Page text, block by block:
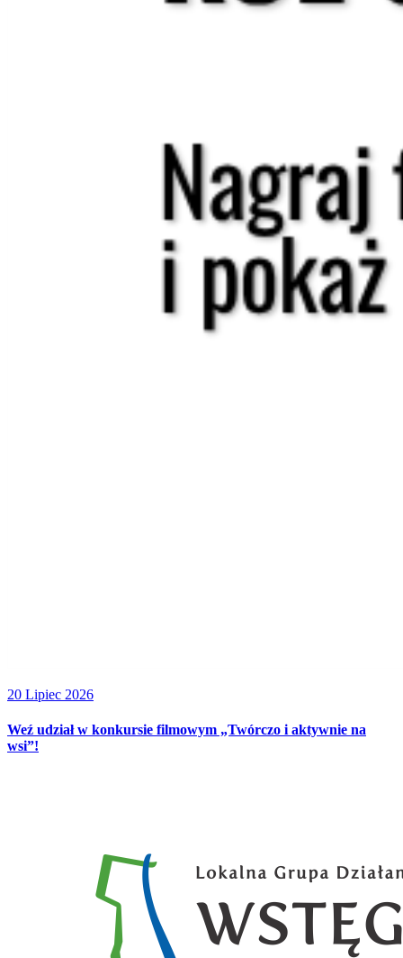
20 Lipiec 2026
Weź udział w konkursie filmowym „Twórczo i aktywnie na
wsi”!